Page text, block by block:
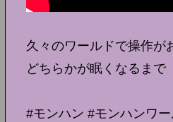
久々のワールドで操作が
どちらかが眠くなるまで
#モンハン #モンハンワ